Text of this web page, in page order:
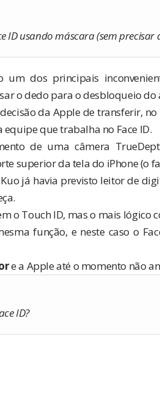
ID usando máscara (sem precisar
um dos principais
o dedo para o desbloqueio do
da Apple de transferir, no
equipe que trabalha no Face ID.
de uma câmera
superior da tela do iPhone (o
já havia previsto leitor de
o Touch ID, mas o mais lógico
função, e neste caso o
e a Apple até o momento não
ID?